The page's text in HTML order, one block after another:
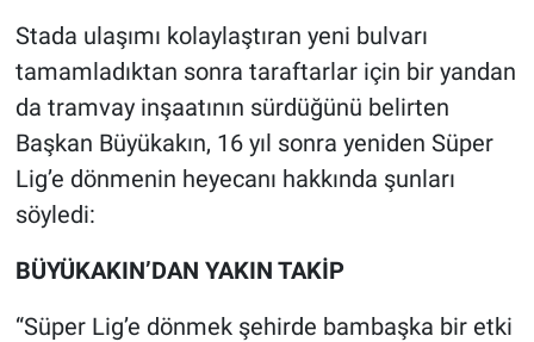
Stada ulaşımı kolaylaştıran yeni bulvarı
tamamladıktan sonra taraftarlar için bir yandan
da tramvay inşaatının sürdüğünü belirten
Başkan Büyükakın, 16 yıl sonra yeniden Süper
Lig’e dönmenin heyecanı hakkında şunları
söyledi:
BÜYÜKAKIN’DAN YAKIN TAKİP
“Süper Lig’e dönmek şehirde bambaşka bir etki